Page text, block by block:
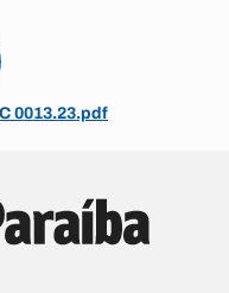
0013.23.pdf